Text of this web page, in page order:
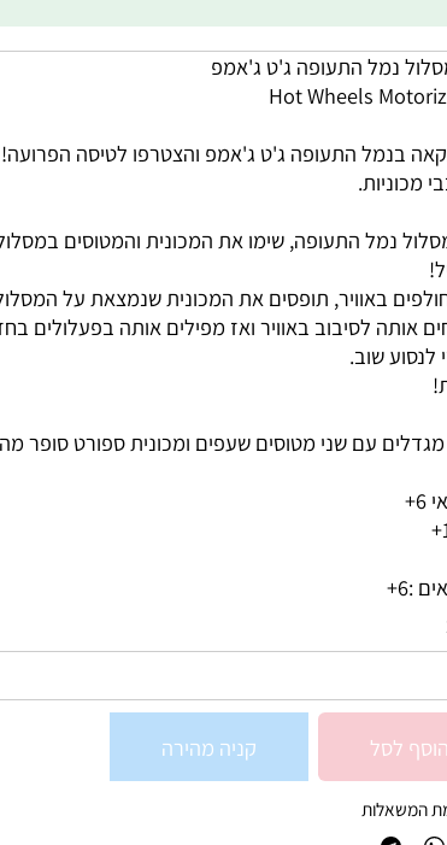
נמל התעופה ג'ט ג'אמפ
Hot Wheels
התעופה ג'ט ג'אמפ והצטרפו לטיסה הפרועה!
נמל התעופה, שימו את המכונית והמטוסים במסלול
באוויר, תופסים את המכונית שנמצאת על המסלול
לסיבוב באוויר ואז מפילים אותה בפעלולים בחזרה
שוב.